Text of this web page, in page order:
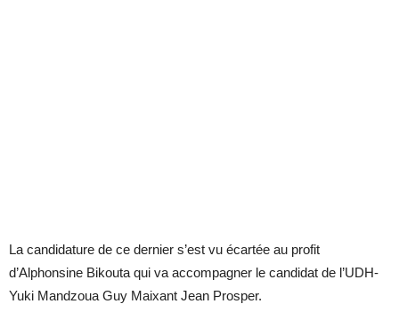
La candidature de ce dernier s’est vu écartée au profit
d’Alphonsine Bikouta qui va accompagner le candidat de l’UDH-
Yuki Mandzoua Guy Maixant Jean Prosper.